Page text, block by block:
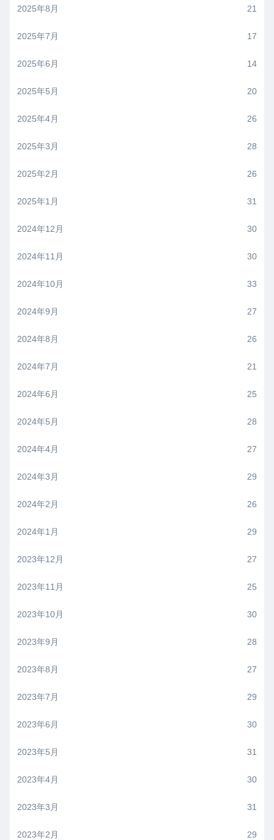
2025年8月 21
2025年7月 17
2025年6月 14
2025年5月 20
2025年4月 26
2025年3月 28
2025年2月 26
2025年1月 31
2024年12月 30
2024年11月 30
2024年10月 33
2024年9月 27
2024年8月 26
2024年7月 21
2024年6月 25
2024年5月 28
2024年4月 27
2024年3月 29
2024年2月 26
2024年1月 29
2023年12月 27
2023年11月 25
2023年10月 30
2023年9月 28
2023年8月 27
2023年7月 29
2023年6月 30
2023年5月 31
2023年4月 30
2023年3月 31
2023年2月 29